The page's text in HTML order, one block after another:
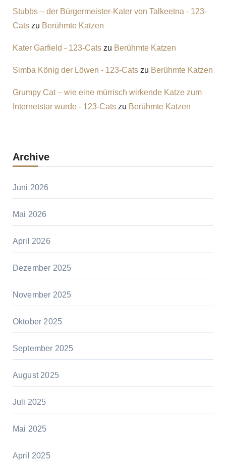
Stubbs – der Bürgermeister-Kater von Talkeetna - 123-
Catszu Berühmte Katzen
Kater Garfield - 123-Catszu Berühmte Katzen
Simba König der Löwen - 123-Catszu Berühmte Katzen
Grumpy Cat – wie eine mürrisch wirkende Katze zum
Internetstar wurde - 123-Catszu Berühmte Katzen
Archive
Juni 2026
Mai 2026
April 2026
Dezember 2025
November 2025
Oktober 2025
September 2025
August 2025
Juli 2025
Mai 2025
April 2025